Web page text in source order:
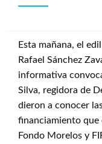
Esta mañana, el
Rafael Sánchez
informativa
Silva, regidora de
dieron a conocer
financiamiento que
Fondo Morelos y